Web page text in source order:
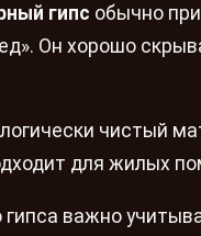
гипс обычно
Он хорошо
чистый
для жилых
важно